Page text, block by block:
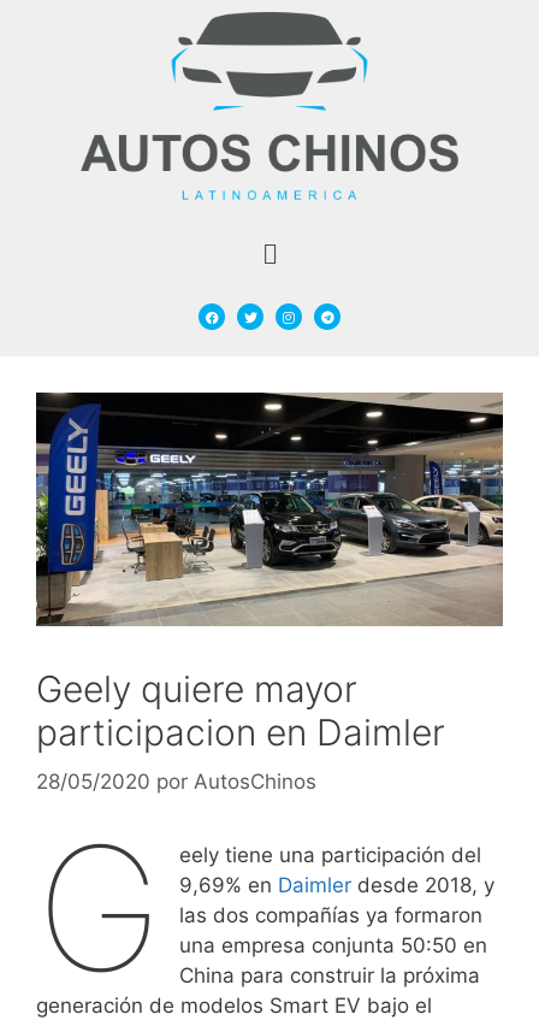
Geely quiere mayor
participacion en Daimler
28/05/2020 por AutosChinos
G
eely tiene una participación del
9,69% en Daimler desde 2018, y
las dos compañías ya formaron
una empresa conjunta 50:50 en
China para construir la próxima
generación de modelos Smart EV bajo el